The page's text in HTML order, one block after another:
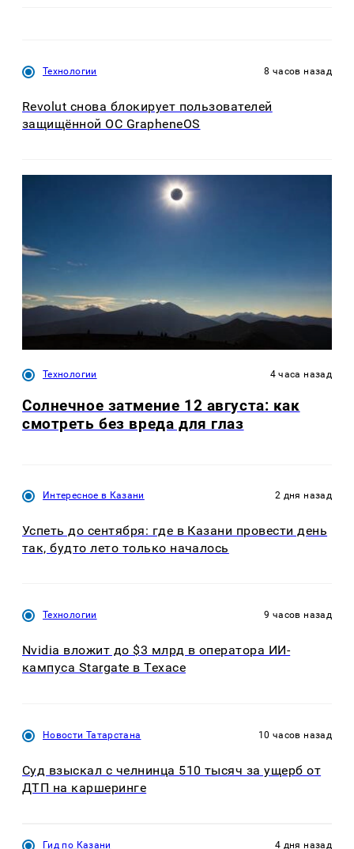
Технологии 8 часов назад
Revolut снова блокирует пользователей
защищённой ОС GrapheneOS
Технологии 4 часа назад
Солнечное затмение 12 августа: как
смотреть без вреда для глаз
Интересное в Казани 2 дня назад
Успеть до сентября: где в Казани провести день
так, будто лето только началось
Технологии 9 часов назад
Nvidia вложит до $3 млрд в оператора ИИ-
кампуса Stargate в Техасе
Новости Татарстана 10 часов назад
Суд взыскал с челнинца 510 тысяч за ущерб от
ДТП на каршеринге
Гид по Казани 4 дня назад